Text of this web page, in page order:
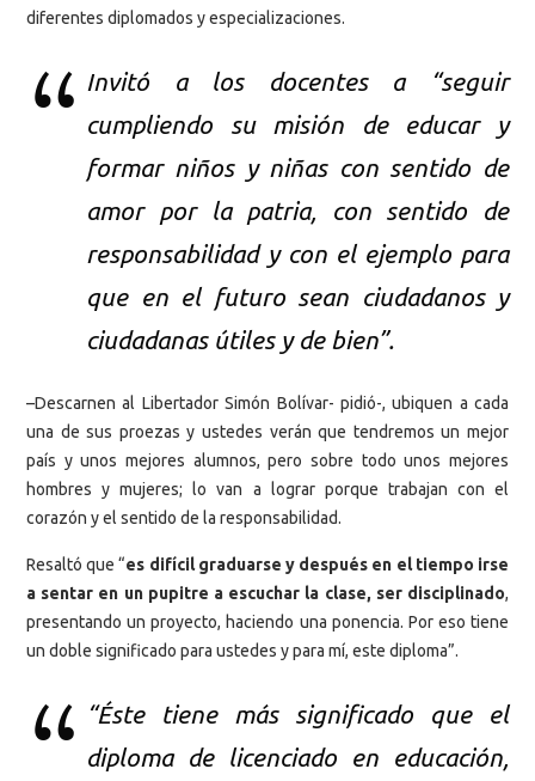
diferentes diplomados y especializaciones.
Invitó a los docentes a “seguir
cumpliendo su misión de educar y
formar niños y niñas con sentido de
amor por la patria, con sentido de
responsabilidad y con el ejemplo para
que en el futuro sean ciudadanos y
ciudadanas útiles y de bien”.
–Descarnen al Libertador Simón Bolívar- pidió-, ubiquen a cada
una de sus proezas y ustedes verán que tendremos un mejor
país y unos mejores alumnos, pero sobre todo unos mejores
hombres y mujeres; lo van a lograr porque trabajan con el
corazón y el sentido de la responsabilidad.
Resaltó que “es difícil graduarse y después en el tiempo irse
a sentar en un pupitre a escuchar la clase, ser disciplinado,
presentando un proyecto, haciendo una ponencia. Por eso tiene
un doble significado para ustedes y para mí, este diploma”.
“Éste tiene más significado que el
diploma de licenciado en educación,